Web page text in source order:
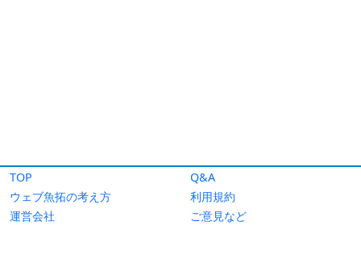
TOP
Q&A
ウェブ魚拓の考え方
利用規約
運営会社
ご意見など